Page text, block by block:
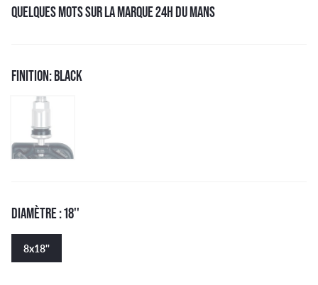
QUELQUES MOTS SUR LA MARQUE 24H DU MANS
FINITION: BLACK
DIAMÈTRE : 18''
8x18''